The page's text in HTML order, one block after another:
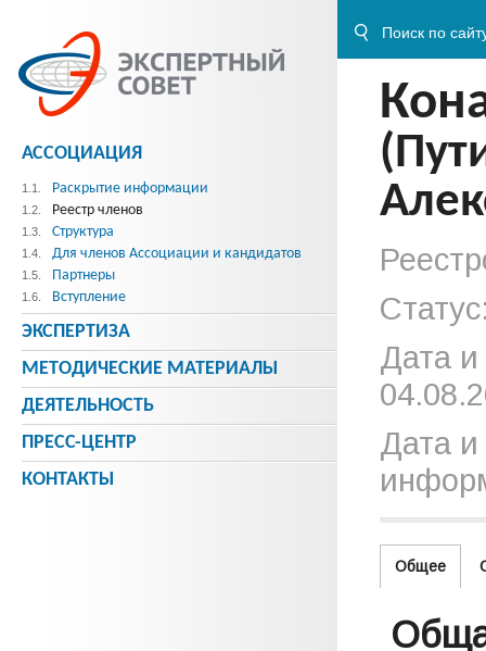
Дата
Дата и
Общее
АССОЦИАЦИЯ
1.1. Раскрытие информации
1.2. Реестр членов
1.3. Структура
1.4. Для членов Ассоциации и кандидатов
1.5. Партнеры
1.6. Вступление
ЭКСПЕРТИЗА
МЕТОДИЧЕСКИE МАТЕРИАЛЫ
ДЕЯТЕЛЬНОСТЬ
ПРЕСС-ЦЕНТР
КОНТАКТЫ